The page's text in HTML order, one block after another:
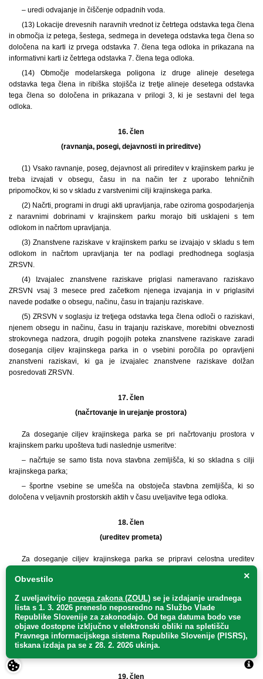
– uredi odvajanje in čiščenje odpadnih voda.
(13) Lokacije drevesnih naravnih vrednot iz četrtega odstavka tega člena
in območja iz petega, šestega, sedmega in devetega odstavka tega člena so
določena na karti iz prvega odstavka 7. člena tega odloka in prikazana na
informativni karti iz četrtega odstavka 7. člena tega odloka.
(14) Območje modelarskega poligona iz druge alineje desetega
odstavka tega člena in ribiška stojišča iz tretje alineje desetega odstavka
tega člena so določena in prikazana v prilogi 3, ki je sestavni del tega
odloka.
16. člen
(ravnanja, posegi, dejavnosti in prireditve)
(1) Vsako ravnanje, poseg, dejavnost ali prireditev v krajinskem parku je
treba izvajati v obsegu, času in na način ter z uporabo tehničnih
pripomočkov, ki so v skladu z varstvenimi cilji krajinskega parka.
(2) Načrti, programi in drugi akti upravljanja, rabe oziroma gospodarjenja
z naravnimi dobrinami v krajinskem parku morajo biti usklajeni s tem
odlokom in načrtom upravljanja.
(3) Znanstvene raziskave v krajinskem parku se izvajajo v skladu s tem
odlokom in načrtom upravljanja ter na podlagi predhodnega soglasja
ZRSVN.
(4) Izvajalec znanstvene raziskave priglasi nameravano raziskavo
ZRSVN vsaj 3 mesece pred začetkom njenega izvajanja in v priglasitvi
navede podatke o obsegu, načinu, času in trajanju raziskave.
(5) ZRSVN v soglasju iz tretjega odstavka tega člena odloči o raziskavi,
njenem obsegu in načinu, času in trajanju raziskave, morebitni obveznosti
strokovnega nadzora, drugih pogojih poteka znanstvene raziskave zaradi
doseganja ciljev krajinskega parka in o vsebini poročila po opravljeni
znanstveni raziskavi, ki ga je izvajalec znanstvene raziskave dolžan
posredovati ZRSVN.
17. člen
(načrtovanje in urejanje prostora)
Za doseganje ciljev krajinskega parka se pri načrtovanju prostora v
krajinskem parku upošteva tudi naslednje usmeritve:
– načrtuje se samo tista nova stavbna zemljišča, ki so skladna s cilji
krajinskega parka;
– športne vsebine se umešča na obstoječa stavbna zemljišča, ki so
določena v veljavnih prostorskih aktih v času uveljavitve tega odloka.
18. člen
(ureditev prometa)
Za doseganje ciljev krajinskega parka se pripravi celostna ureditev
– umirjanje individualnega avtomobilskega cestnega prometa;
– usmerjanje mirujočega prometa iz notranjosti na obrobje krajinskega
parka in zagotovitev parkirišč na vstopnih točkah v krajinski park;
– spodbujanje usmerjenega obiskovanja krajinskega parka peš ali s
kolesom in zagotovitev postajališč za kolesa.
19. člen
×
Obvestilo
Z uveljavitvijo novega zakona (ZOUL) se je izdajanje uradnega
lista s 1. 3. 2026 preneslo neposredno na Službo Vlade
Republike Slovenije za zakonodajo. Od tega datuma bodo vse
objave dostopne izključno v elektronski obliki na spletišču
Pravnega informacijskega sistema Republike Slovenije (PISRS),
tiskana izdaja pa se z 28. 2. 2026 ukinja.